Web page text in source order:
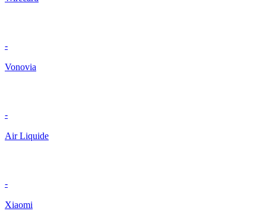
-
Vonovia
-
Air Liquide
-
Xiaomi